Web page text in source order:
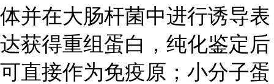
体并在大肠杆菌中进行诱导表
达获得重组蛋白，纯化鉴定后
可直接作为免疫原；小分子蛋